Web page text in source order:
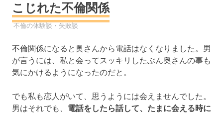
こじれた不倫関係
2022年11月13日
YYYPRO
不倫の体験談・失敗談
不倫関係になると奥さんから電話はなくなりました。男
が言うには、私と会ってスッキリしたぶん奥さんの事も
気にかけるようになったのだと。
でも私も恋人がいて、思うようには会えませんでした。
男はそれでも、 電話をしたら話して、たまに会える時に